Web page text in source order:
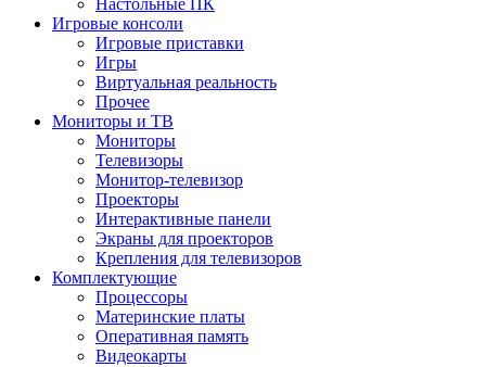
Настольные ПК
Игровые консоли
Игровые приставки
Игры
Виртуальная реальность
Прочее
Мониторы и ТВ
Мониторы
Телевизоры
Монитор-телевизор
Проекторы
Интерактивные панели
Экраны для проекторов
Крепления для телевизоров
Комплектующие
Процессоры
Материнские платы
Оперативная память
Видеокарты